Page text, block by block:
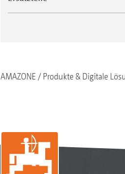
AMAZONE Produkte & Digitale